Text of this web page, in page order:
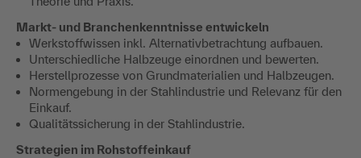
Markt- und Branchenkenntnisse entwickeln
Werkstoffwissen inkl. Alternativbetrachtung aufbauen.
Unterschiedliche Halbzeuge einordnen und bewerten.
Herstellprozesse von Grundmaterialien und Halbzeugen.
Normengebung in der Stahlindustrie und Relevanz für den
Einkauf.
Qualitätssicherung in der Stahlindustrie.
Strategien im Rohstoffeinkauf